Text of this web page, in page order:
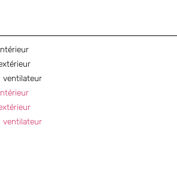
ventilateur
ventilateur